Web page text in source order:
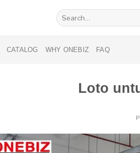
Search
for:
CATALOG WHY ONEBIZ FAQ
Loto